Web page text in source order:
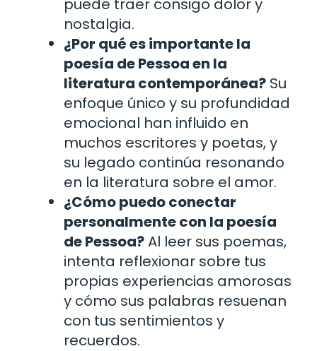
puede traer consigo dolor y
nostalgia.
¿Por qué es importante la
poesía de Pessoa en la
literatura contemporánea? Su
enfoque único y su profundidad
emocional han influido en
muchos escritores y poetas, y
su legado continúa resonando
en la literatura sobre el amor.
¿Cómo puedo conectar
personalmente con la poesía
de Pessoa?Al leer sus poemas,
intenta reflexionar sobre tus
propias experiencias amorosas
y cómo sus palabras resuenan
con tus sentimientos y
recuerdos.